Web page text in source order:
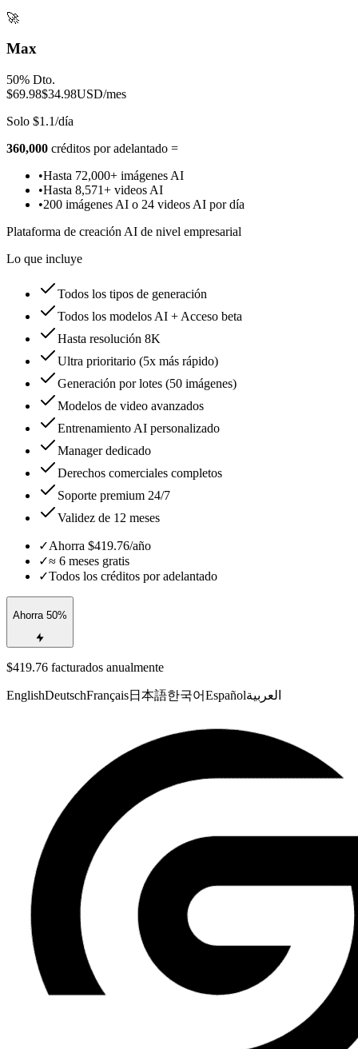
🚀
Max
50% Dto.
$69.98$34.98USD/mes
Solo $1.1/día
360,000 créditos por adelantado =
•Hasta 72,000+ imágenes AI
•Hasta 8,571+ videos AI
•200 imágenes AI o 24 videos AI por día
Plataforma de creación AI de nivel empresarial
Lo que incluye
Todos los tipos de generación
Todos los modelos AI + Acceso beta
Hasta resolución 8K
Ultra prioritario (5x más rápido)
Generación por lotes (50 imágenes)
Modelos de video avanzados
Entrenamiento AI personalizado
Manager dedicado
Derechos comerciales completos
Soporte premium 24/7
Validez de 12 meses
✓Ahorra $419.76/año
✓≈ 6 meses gratis
✓Todos los créditos por adelantado
Ahorra 50%
$419.76 facturados anualmente
EnglishDeutschFrançais日本語한국어Españolالعربية